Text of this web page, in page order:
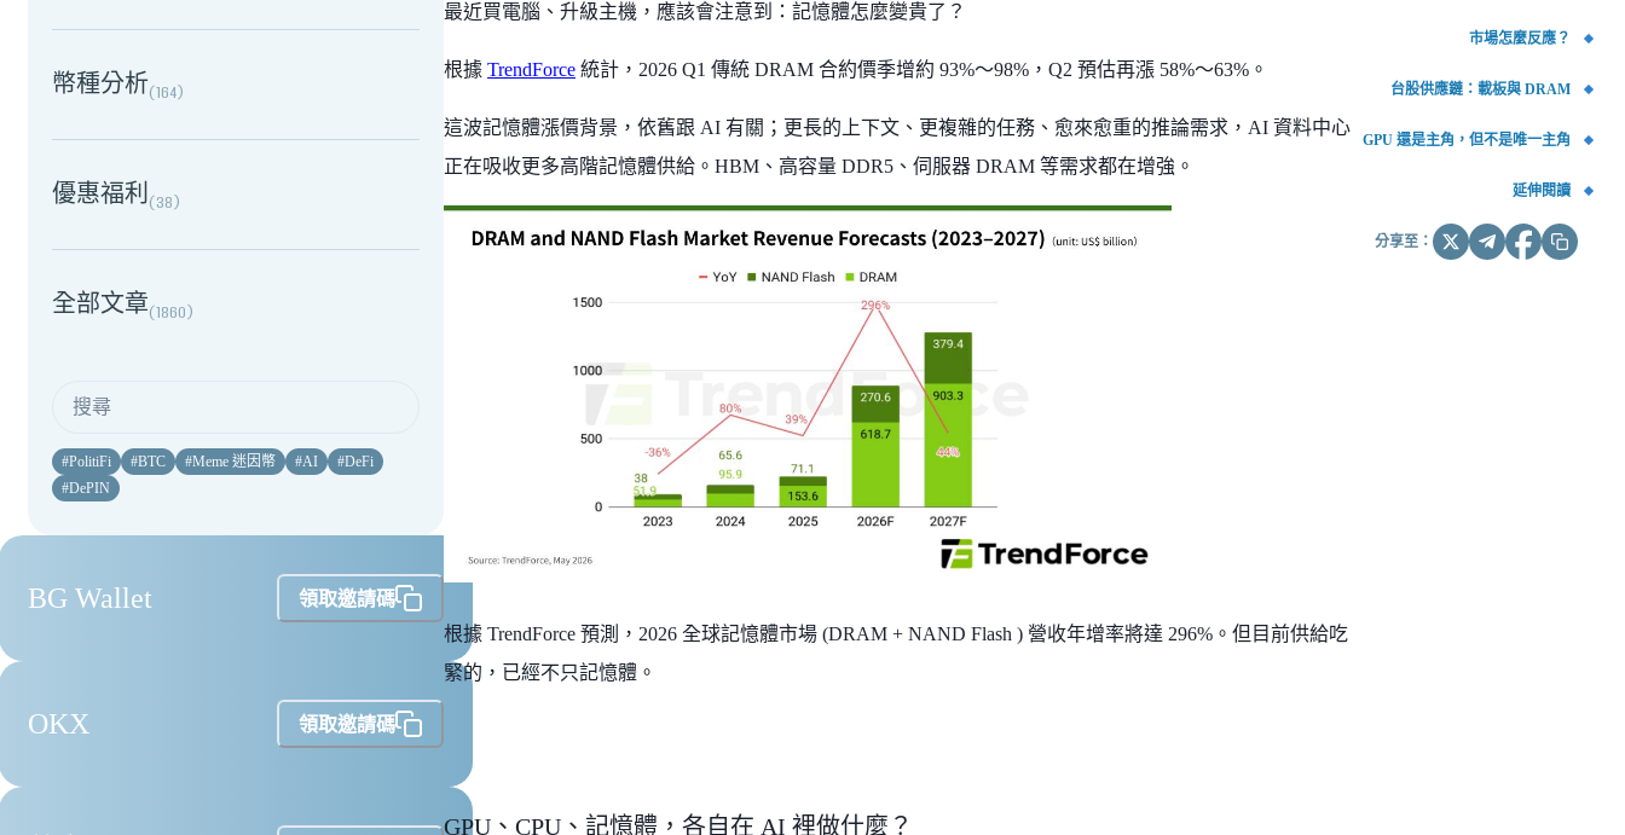
幣種分析(164)
優惠福利(38)
全部文章(1860)
#PolitiFi #BTC #Meme 迷因幣 #AI #DeFi
#DePIN
BG Wallet 領取邀請碼
OKX 領取邀請碼
最近買電腦、升級主機，應該會注意到：記憶體怎麼變貴了？
根據 TrendForce 統計，2026 Q1 傳統 DRAM 合約價季增約 93%～98%，Q2 預估再漲 58%～63%。
這波記憶體漲價背景，依舊跟 AI 有關；更長的上下文、更複雜的任務、愈來愈重的推論需求，AI 資料中心
正在吸收更多高階記憶體供給。HBM、高容量 DDR5、伺服器 DRAM 等需求都在增強。
根據 TrendForce 預測，2026 全球記憶體市場 (DRAM + NAND Flash ) 營收年增率將達 296%。但目前供給吃
緊的，已經不只記憶體。
GPU、CPU、記憶體，各自在 AI 裡做什麼？
市場怎麼反應？
台股供應鏈：載板與 DRAM
GPU 還是主角，但不是唯一主角
延伸閱讀
分享至：